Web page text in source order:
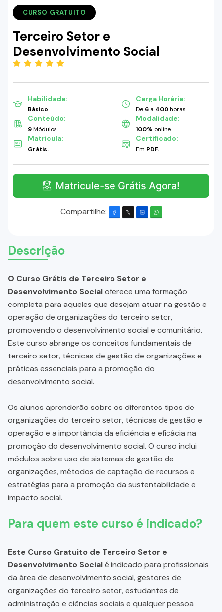
CURSO GRATUITO
Terceiro Setor e
Desenvolvimento Social
Habilidade:
Básico
Carga Horária:
De 6 a 400horas
Conteúdo:
9Módulos
Modalidade:
100% online.
Matricula:
Grátis.
Certificado:
Em PDF.
Matricule-se Grátis Agora!
Compartilhe:
Descrição
O Curso Grátis de Terceiro Setor e
Desenvolvimento Socialoferece uma formação
completa para aqueles que desejam atuar na gestão e
operação de organizações do terceiro setor,
promovendo o desenvolvimento social e comunitário.
Este curso abrange os conceitos fundamentais de
terceiro setor, técnicas de gestão de organizações e
práticas essenciais para a promoção do
desenvolvimento social.
Os alunos aprenderão sobre os diferentes tipos de
organizações do terceiro setor, técnicas de gestão e
operação e a importância da eficiência e eficácia na
promoção do desenvolvimento social. O curso inclui
módulos sobre uso de sistemas de gestão de
organizações, métodos de captação de recursos e
estratégias para a promoção da sustentabilidade e
impacto social.
Para quem este curso é indicado?
Este Curso Gratuito de Terceiro Setor e
Desenvolvimento Socialé indicado para profissionais
da área de desenvolvimento social, gestores de
organizações do terceiro setor, estudantes de
administração e ciências sociais e qualquer pessoa